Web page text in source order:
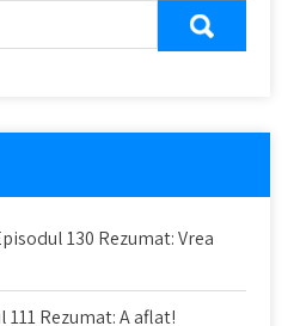
130 Rezumat: Vrea
Rezumat: A aflat!